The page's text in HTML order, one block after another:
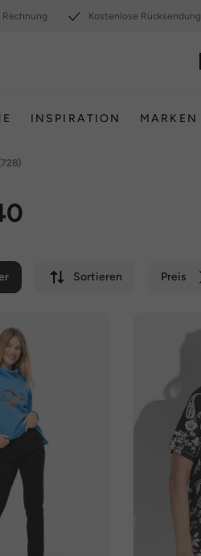
Rechnung Kostenlose Rücksendung
INSPIRATION MARKEN
Sortieren Preis